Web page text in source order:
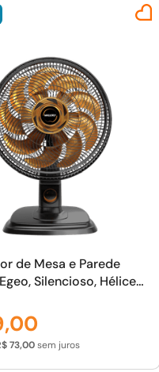
de Mesa e Parede
Silencioso, Hélice
Grade Especial em
TS, Máxima Vazão e
-- PR-DR
,00
73,00sem juros